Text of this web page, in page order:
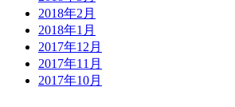
2018年2月
2018年1月
2017年12月
2017年11月
2017年10月